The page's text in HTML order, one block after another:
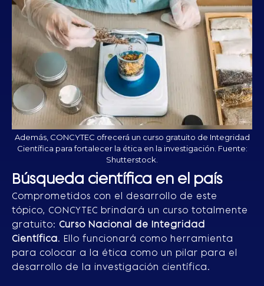
Además, CONCYTEC ofrecerá un curso gratuito de Integridad
Científica para fortalecer la ética en la investigación. Fuente:
Shutterstock.
Búsqueda científica en el país
Comprometidos con el desarrollo de este
tópico, CONCYTEC brindará un curso totalmente
gratuito: Curso Nacional de Integridad
Científica. Ello funcionará como herramienta
para colocar a la ética como un pilar para el
desarrollo de la investigación científica.